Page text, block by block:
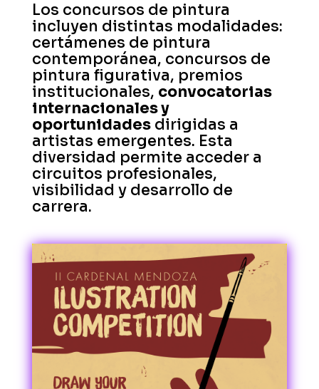
Los concursos de pintura
incluyen distintas modalidades:
certámenes de pintura
contemporánea, concursos de
pintura figurativa, premios
institucionales, convocatorias
internacionales y
oportunidadesdirigidas a
artistas emergentes. Esta
diversidad permite acceder a
circuitos profesionales,
visibilidad y desarrollo de
carrera.